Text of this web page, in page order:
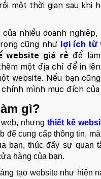
một thời gian sau khi
nhiều doanh
cũng như lợi ích từ
website giá rẻđể làm
một địa chỉ để in
website. Nếu bạn
mình mục đích của
gì?
nhưng thiết kế
để cung cấp thông tin,
bạn, thúc đẩy sự quan
hàng của bạn.
tạo website như hiện